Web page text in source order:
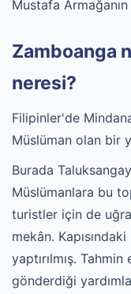
Mustafa
Zamboanga
neresi?
Filipinler'de
Müslüman olan bir
Burada
Müslümanlara bu
turistler için de
mekân.
yaptırılmış.
gönderdiği